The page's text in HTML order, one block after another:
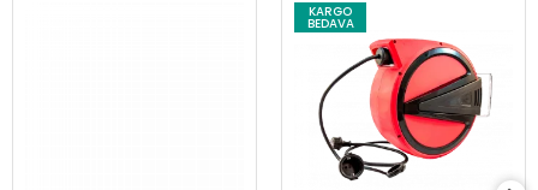
KARGO
BEDAVA